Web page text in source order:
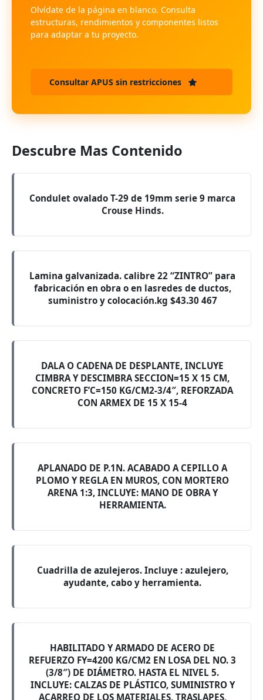
Olvídate de la página en blanco. Consulta
estructuras, rendimientos y componentes listos
para adaptar a tu proyecto.
Consultar APUS sin restricciones
Descubre Mas Contenido
Condulet ovalado T-29 de 19mm serie 9 marca
Crouse Hinds.
Lamina galvanizada. calibre 22 “ZINTRO” para
fabricación en obra o en lasredes de ductos,
suministro y colocación.kg $43.30 467
DALA O CADENA DE DESPLANTE, INCLUYE
CIMBRA Y DESCIMBRA SECCION=15 X 15 CM,
CONCRETO F’C=150 KG/CM2-3/4″, REFORZADA
CON ARMEX DE 15 X 15-4
APLANADO DE P.1N. ACABADO A CEPILLO A
PLOMO Y REGLA EN MUROS, CON MORTERO
ARENA 1:3, INCLUYE: MANO DE OBRA Y
HERRAMIENTA.
Cuadrilla de azulejeros. Incluye : azulejero,
ayudante, cabo y herramienta.
HABILITADO Y ARMADO DE ACERO DE
REFUERZO FY=4200 KG/CM2 EN LOSA DEL NO. 3
(3/8″) DE DIÁMETRO. HASTA EL NIVEL 5.
INCLUYE: CALZAS DE PLÁSTICO, SUMINISTRO Y
ACARREO DE LOS MATERIALES, TRASLAPES,